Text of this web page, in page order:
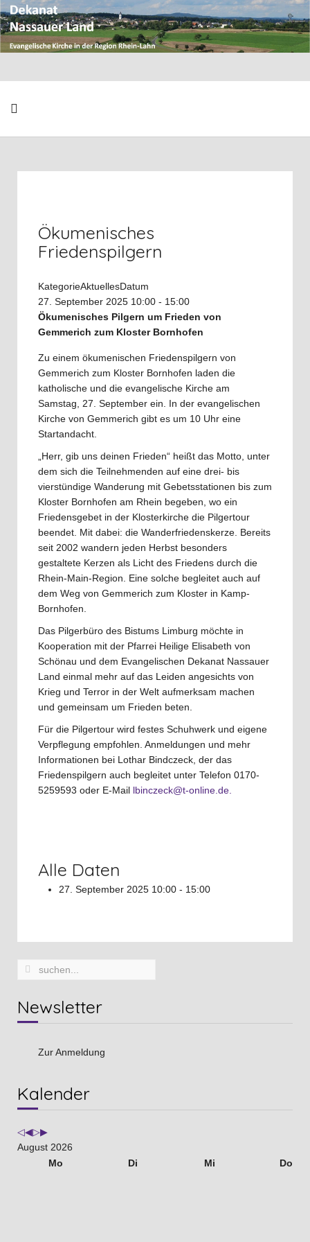
Ökumenisches
Friedenspilgern
KategorieAktuellesDatum
27. September 2025 10:00 - 15:00
Ökumenisches Pilgern um Frieden von
Gemmerich zum Kloster Bornhofen
Zu einem ökumenischen Friedenspilgern von
Gemmerich zum Kloster Bornhofen laden die
katholische und die evangelische Kirche am
Samstag, 27. September ein. In der evangelischen
Kirche von Gemmerich gibt es um 10 Uhr eine
Startandacht.
„Herr, gib uns deinen Frieden“ heißt das Motto, unter
dem sich die Teilnehmenden auf eine drei- bis
vierstündige Wanderung mit Gebetsstationen bis zum
Kloster Bornhofen am Rhein begeben, wo ein
Friedensgebet in der Klosterkirche die Pilgertour
beendet. Mit dabei: die Wanderfriedenskerze. Bereits
seit 2002 wandern jeden Herbst besonders
gestaltete Kerzen als Licht des Friedens durch die
Rhein-Main-Region. Eine solche begleitet auch auf
dem Weg von Gemmerich zum Kloster in Kamp-
Bornhofen.
Das Pilgerbüro des Bistums Limburg möchte in
Kooperation mit der Pfarrei Heilige Elisabeth von
Schönau und dem Evangelischen Dekanat Nassauer
Land einmal mehr auf das Leiden angesichts von
Krieg und Terror in der Welt aufmerksam machen
und gemeinsam um Frieden beten.
Für die Pilgertour wird festes Schuhwerk und eigene
Verpflegung empfohlen. Anmeldungen und mehr
Informationen bei Lothar Bindczeck, der das
Friedenspilgern auch begleitet unter Telefon 0170-
5259593 oder E-Mail lbinczeck@t-online.de
Alle Daten
27. September 2025 10:00 - 15:00
Newsletter
Zur Anmeldung
Kalender
Jahr
Monat
JahrMonat
August 2026
Mo
Di Mi Do